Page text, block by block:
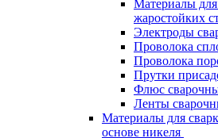
Материалы
жаростойких
Электроды
Проволока
Проволока
Прутки
Флюс
Ленты
Материалы для
основе никеля